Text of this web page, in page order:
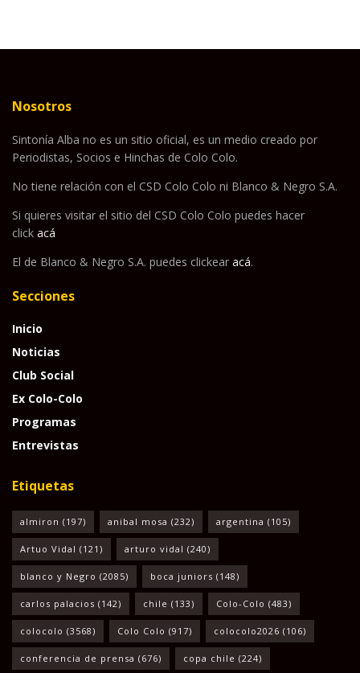
Nosotros
Sintonía Alba no es un sitio oficial, es un medio creado por
Periodistas, Socios e Hinchas de Colo Colo.
No tiene relación con el CSD Colo Colo ni Blanco & Negro S.A.
Si quieres visitar el sitio del CSD Colo Colo puedes hacer
click acá
El de Blanco & Negro S.A. puedes clickear acá.
Secciones
Inicio
Noticias
Club Social
Ex Colo-Colo
Programas
Entrevistas
Etiquetas
almiron (197) anibal mosa (232) argentina (105)
Artuo Vidal (121) arturo vidal (240)
blanco y Negro (2085) boca juniors (148)
carlos palacios (142) chile (133) Colo-Colo (483)
colocolo (3568) Colo Colo (917) colocolo2026 (106)
conferencia de prensa (676) copa chile (224)